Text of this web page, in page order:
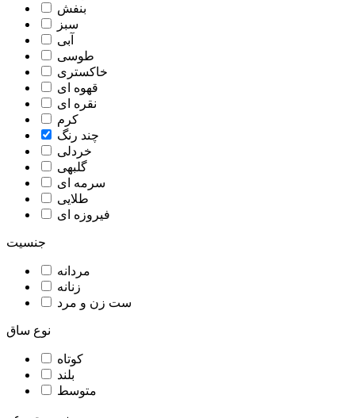
بنفش
سبز
آبی
طوسی
خاکستری
قهوه ای
نقره ای
کرم
چند رنگ
خردلی
گلبهی
سرمه ای
طلایی
فیروزه ای
جنسیت
مردانه
زنانه
ست زن و مرد
نوع ساق
کوتاه
بلند
متوسط